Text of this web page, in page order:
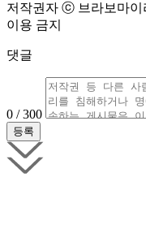
저작권자 ⓒ 브라보마이
이용 금지
댓글
0 / 300